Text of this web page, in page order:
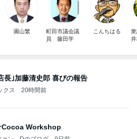
園山繁
町田市議会議
員 藤田学
こんちはる
長｣加藤清史郎 喜びの報告
クス 20時間前
Workshop